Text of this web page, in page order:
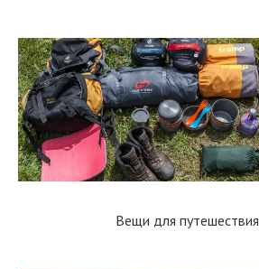
Вещи для путешествия